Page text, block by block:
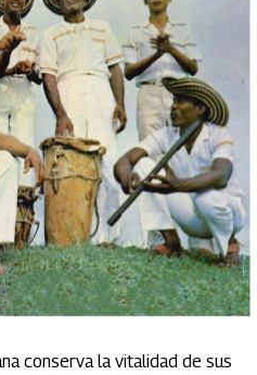
conserva la vitalidad de sus